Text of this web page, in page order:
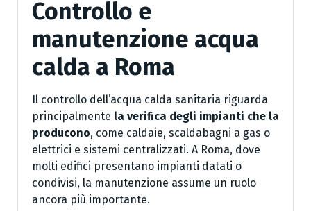
Controllo e
manutenzione acqua
calda a Roma
Il controllo dell’acqua calda sanitaria riguarda
principalmente la verifica degli impianti che la
producono, come caldaie, scaldabagni a gas o
elettrici e sistemi centralizzati. A Roma, dove
molti edifici presentano impianti datati o
condivisi, la manutenzione assume un ruolo
ancora più importante.